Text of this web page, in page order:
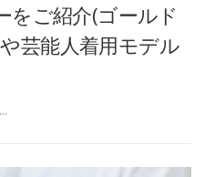
をご紹介(ゴールド
芸能人着用モデル